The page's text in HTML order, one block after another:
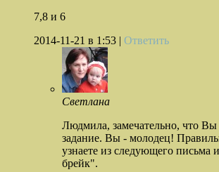
7,8 и 6
2014-11-21 в 1:53 | Ответить
Светлана
Людмила, замечательно, что
задание. Вы - молодец!
узнаете из следующего письма
брейк".